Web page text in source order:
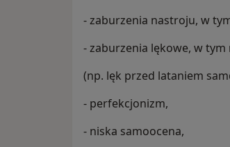
- zaburzenia nastroju, w
- zaburzenia lękowe, w
(np. lęk przed lataniem
- perfekcjonizm,
- niska samoocena,